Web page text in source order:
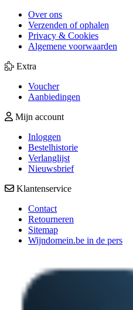
Over ons
Verzenden of ophalen
Privacy & Cookies
Algemene voorwaarden
Extra
Voucher
Aanbiedingen
Mijn account
Inloggen
Bestelhistorie
Verlanglijst
Nieuwsbrief
Klantenservice
Contact
Retourneren
Sitemap
Wijndomein.be in de pers